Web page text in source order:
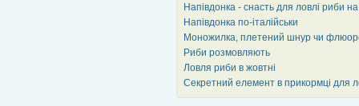
Напівдонка - снасть для ловлі риби на
Напівдонка по-італійськи
Моножилка, плетений шнур чи
Риби розмовляють
Ловля риби в жовтні
Секретний елемент в прикормці для